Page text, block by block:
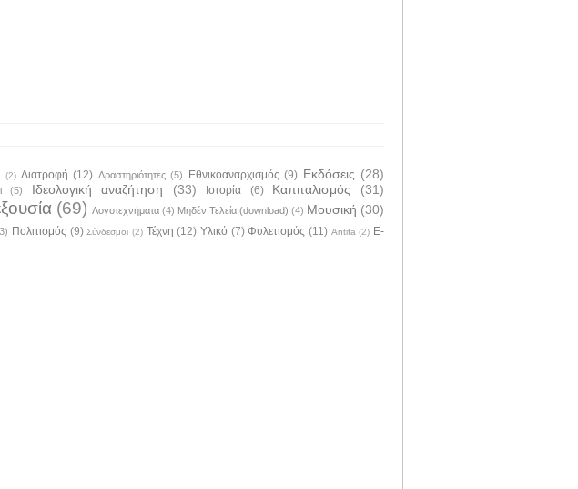
(2) Διατροφή (12) Δραστηριότητες (5) Εθνικοαναρχισμός (9) Εκδόσεις (28)
(5) Ιδεολογική αναζήτηση (33) Ιστορία (6) Καπιταλισμός
(31)
(69) Λογοτεχνήματα (4) Μηδέν Τελεία (download) (4) Μουσική (30)
Πολιτισμός (9) Σύνδεσμοι (2) Τέχνη (12) Υλικό (7) Φυλετισμός (11) Antifa (2) E-